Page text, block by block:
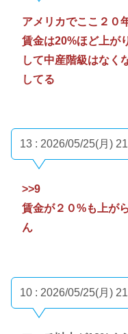
アメリカでここ２０
賃金は20%ほど上が
して中産階級はなく
してる
13 : 2026/05/25(月)
>>9
賃金が２０%も上が
ん
10 : 2026/05/25(月)